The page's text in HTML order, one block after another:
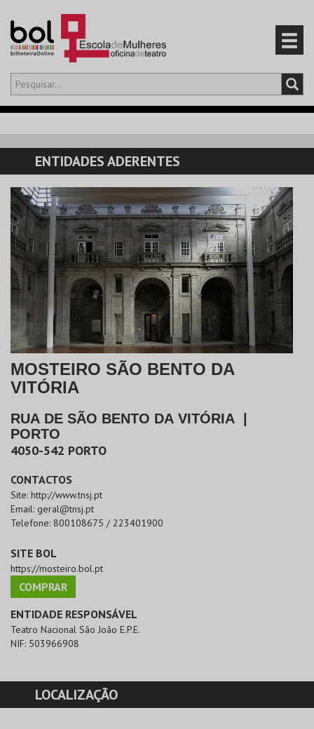
Olá,iniciar sessão
CARRINHO
EVENTOS
CARTÕES
PRODUTOS
ENTIDADES ADERENTES
MOSTEIRO SÃO BENTO DA
VITÓRIA
RUA DE SÃO BENTO DA VITÓRIA
PORTO
4050-542 PORTO
CONTACTOS
Site: http://www.tnsj.pt
Email: geral@tnsj.pt
Telefone: 800108675 / 223401900
SITE BOL
https://mosteiro.bol.pt
COMPRAR
ENTIDADE RESPONSÁVEL
Teatro Nacional São João E.P.E.
NIF: 503966908
LOCALIZAÇÃO